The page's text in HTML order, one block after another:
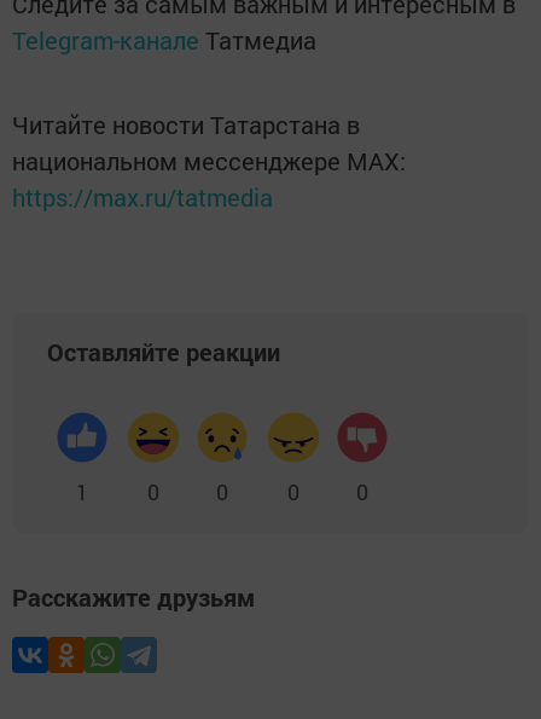
Telegram-канале Татмедиа
Читайте новости Татарстана в
национальном мессенджере MАХ:
https://max.ru/tatmedia
Оставляйте реакции
1 0 0 0 0
Расскажите друзьям